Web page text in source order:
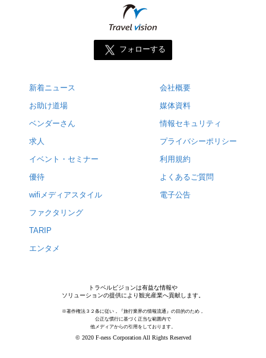
フォローする
新着ニュース
お助け道場
ベンダーさん
求人
イベント・セミナー
優待
wifiメディアスタイル
ファクタリング
TARIP
エンタメ
会社概要
媒体資料
情報セキュリティ
プライバシーポリシー
利用規約
よくあるご質問
電子公告
トラベルビジョンは有益な情報や
ソリューションの提供により観光産業へ貢献します。
※著作権法３２条に従い，『旅行業界の情報流通』の目的のため，
公正な慣行に基づく正当な範囲内で
他メディアからの引用をしております。
© 2020 F-ness Corporation All Rights Reserved